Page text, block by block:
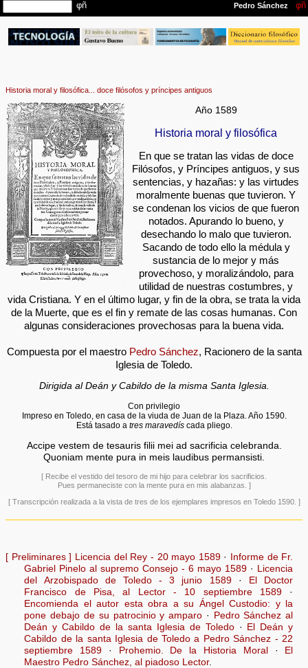
Historia moral y filosófica... doce filósofos y príncipes antiguos
Año 1589
Historia moral y filosófica
En que se tratan las vidas de doce
Filósofos, y Príncipes antiguos, y sus
sentencias, y hazañas: y las virtudes
moralmente buenas que tuvieron. Y
se condenan los vicios de que fueron
notados. Apurando lo bueno, y
desechando lo malo que tuvieron.
Sacando de todo ello la médula y
sustancia de lo mejor y más
provechoso, y moralizándolo, para
utilidad de nuestras costumbres, y
vida Cristiana. Y en el último lugar, y fin de la obra, se trata la vida
de la Muerte, que es el fin y remate de las cosas humanas. Con
algunas consideraciones provechosas para la buena vida.
Compuesta por el maestro Pedro Sánchez, Racionero de la santa
Iglesia de Toledo.
Dirigida al Deán y Cabildo de la misma Santa Iglesia.
Con privilegio
Impreso en Toledo, en casa de la viuda de Juan de la Plaza. Año 1590.
Está tasado a tres maravedíscada pliego.
Accipe vestem de tesauris filii mei ad sacrificia celebranda.
Quoniam mente pura in meis laudibus permansisti.
[ Recibe el vestido del tesoro de mi hijo para celebrar los sacrificios.
Pues permaneciste con la mente pura en mis alabanzas. ]
[ Transcripción realizada a la vista de tres de los ejemplares impresos en Toledo 1590. ]
[ Preliminares ] Licencia del Rey - 20 mayo 1589· Informe de Fr.
Gabriel Pinelo al supremo Consejo - 6 mayo 1589 · Licencia
del Arzobispado de Toledo - 3 junio 1589· El Doctor
Francisco de Pisa, al Lector - 10 septiembre 1589·
Encomienda el autor esta obra a su Ángel Custodio: y la
pone debajo de su patrocinio y amparo · Pedro Sánchez al
Deán y Cabildo de la santa Iglesia de Toledo· El Deán y
Cabildo de la santa Iglesia de Toledo a Pedro Sánchez - 22
septiembre 1589 · Prohemio. De la Historia Moral· El
Maestro Pedro Sánchez, al piadoso Lector.